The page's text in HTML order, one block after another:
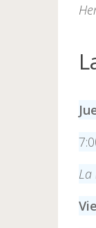
La